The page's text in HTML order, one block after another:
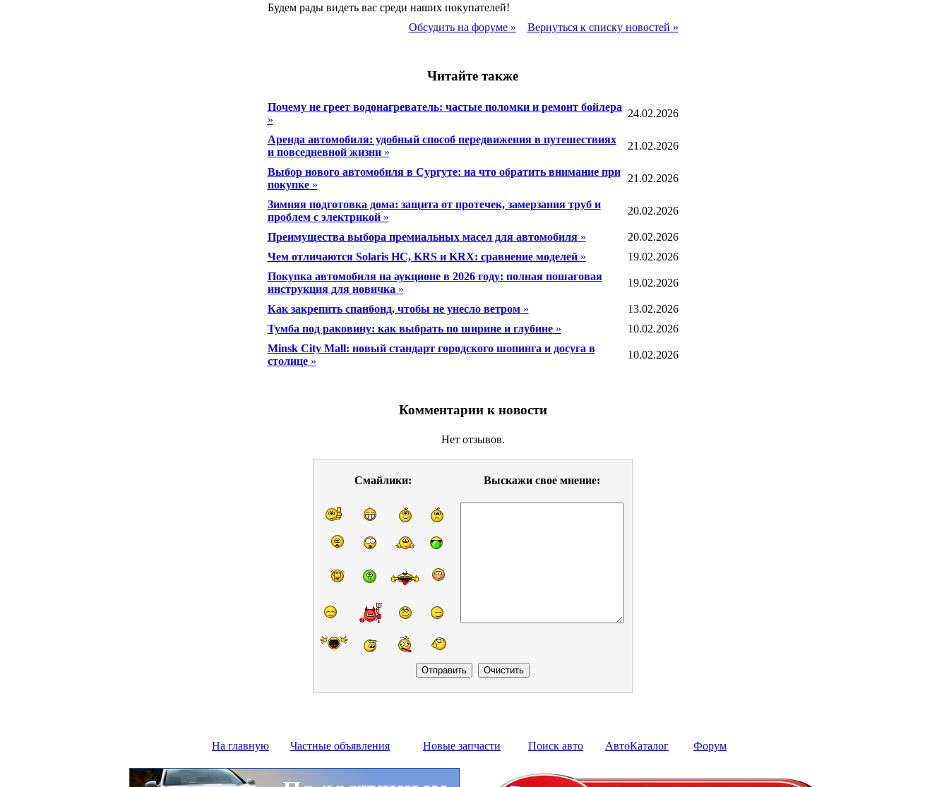
Будем рады видеть вас среди наших покупателей!
Обсудить на форуме »
Вернуться к списку новостей »
Читайте также
Почему не греет водонагреватель: частые поломки и ремонт бойлера
»
24.02.2026
Аренда автомобиля: удобный способ передвижения в путешествиях
и повседневной жизни»
21.02.2026
Выбор нового автомобиля в Сургуте: на что обратить внимание при
покупке»
21.02.2026
Зимняя подготовка дома: защита от протечек, замерзания труб и
проблем с электрикой»
20.02.2026
Преимущества выбора премиальных масел для автомобиля»
20.02.2026
Чем отличаются Solaris HC, KRS и KRX: сравнение моделей»
19.02.2026
Покупка автомобиля на аукционе в 2026 году: полная пошаговая
инструкция для новичка »
19.02.2026
Как закрепить спанбонд, чтобы не унесло ветром»
13.02.2026
Тумба под раковину: как выбрать по ширине и глубине»
10.02.2026
Minsk City Mall: новый стандарт городского шопинга и досуга в
столице»
10.02.2026
Комментарии к новости
Нет отзывов.
Смайлики: Выскажи свое мнение:
На главную Частные объявления Новые запчасти Поиск авто АвтоКаталог Форум